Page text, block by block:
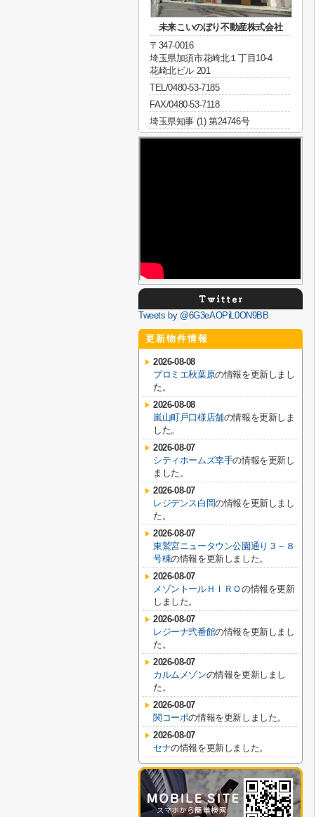
未来こいのぼり不動産株式会社
〒347-0016
埼玉県加須市花崎北１丁目10-4
花崎北ビル 201
TEL/0480-53-7185
FAX/0480-53-7118
埼玉県知事 (1) 第24746号
Tweets by @6G3eAOPiL0ON9BB
更新物件情報
2026-08-08
プロミエ秋葉原の情報を更新しまし
た。
2026-08-08
嵐山町戸口様店舗の情報を更新しま
した。
2026-08-07
シティホームズ幸手の情報を更新し
ました。
2026-08-07
レジデンス白岡の情報を更新しまし
た。
2026-08-07
東鷲宮ニュータウン公園通り３－８
号棟の情報を更新しました。
2026-08-07
メゾントールＨＩＲＯの情報を更新
しました。
2026-08-07
レジーナ弐番館の情報を更新しまし
た。
2026-08-07
カルムメゾンの情報を更新しまし
た。
2026-08-07
関コーポの情報を更新しました。
2026-08-07
セナの情報を更新しました。